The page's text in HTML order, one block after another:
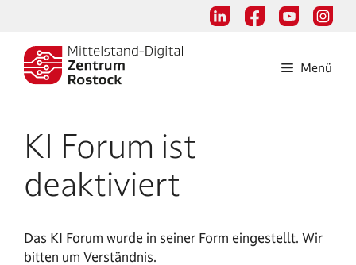
springen
Menü
KI Forum ist
deaktiviert
Das KI Forum wurde in seiner Form eingestellt. Wir
bitten um Verständnis.